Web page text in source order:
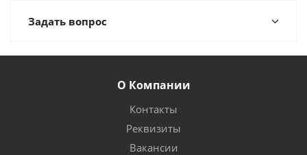
Задать вопрос
О Компании
Контакты
Реквизиты
Вакансии